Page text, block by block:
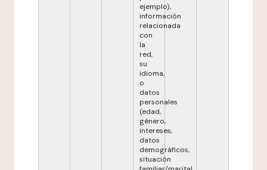
ejemplo),
información
relacionada
con
la
red,
su
idioma,
o
datos
personales
(edad,
género,
intereses,
datos
demográficos,
situación